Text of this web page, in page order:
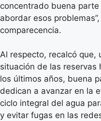
concentrado buena
abordar esos
comparecencia.
Al respecto, recalcó que,
situación de las reservas
los últimos años, buena
dedican a avanzar en la
ciclo integral del agua
y evitar fugas en las